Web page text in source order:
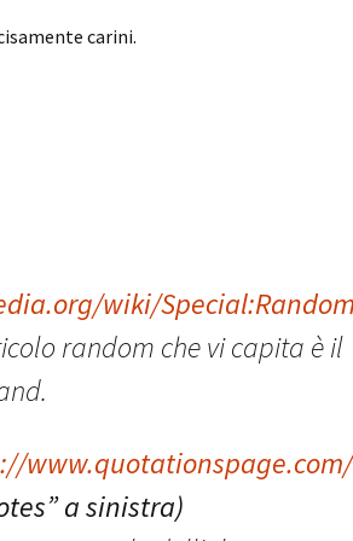
carini.
wiki/
random che vi capita è il
www.quotationspage.com/
a sinistra)